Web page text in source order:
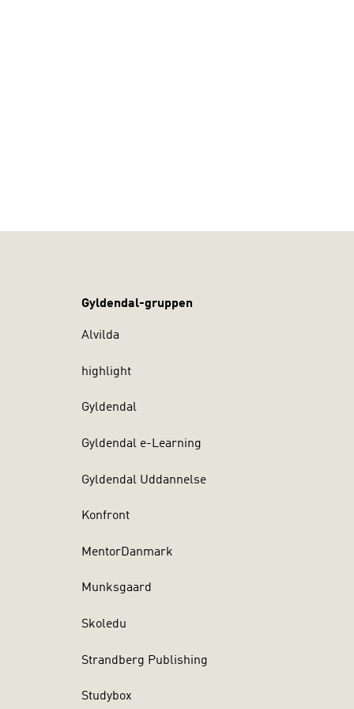
Gyldendal-gruppen
Alvilda
highlight
Gyldendal
Gyldendal e-Learning
Gyldendal Uddannelse
Konfront
MentorDanmark
Munksgaard
Skoledu
Strandberg Publishing
Studybox